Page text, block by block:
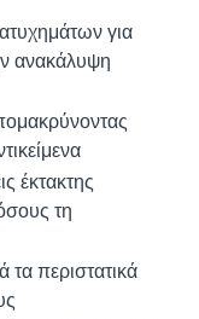
για
ανακάλυψη
έκτακτης
τη
περιστατικά